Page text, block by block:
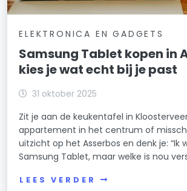
ELEKTRONICA EN GADGETS
Samsung Tablet kopen in
kies je wat echt bij je past
31 oktober 2025
Zit je aan de keukentafel in
appartement in het centrum of
uitzicht op het Asserbos en denk je: “Ik
Samsung Tablet, maar welke is nou
LEES VERDER